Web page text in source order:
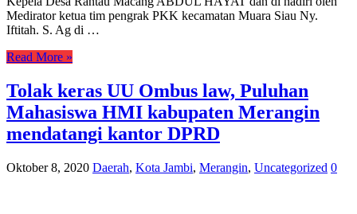
Medirator ketua tim pengrak PKK kecamatan Muara Siau Ny.
Iftitah. S. Ag di …
Read More »
Tolak keras UU Ombus law, Puluhan
Mahasiswa HMI kabupaten Merangin
mendatangi kantor DPRD
Oktober 8, 2020 Daerah, Kota Jambi, Merangin, Uncategorized 0